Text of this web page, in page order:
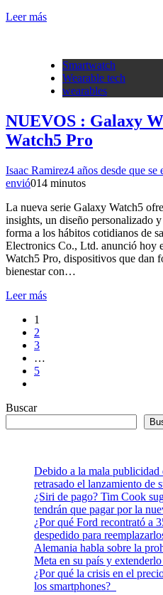
Leer más
Smartwatch
Wearable tech
wearables
NUEVOS : Galaxy
Watch5 Pro
Isaac Ramirez4 años desde que se
envió014 minutos
La nueva serie Galaxy Watch5
insights, un diseño personalizado
forma a los hábitos cotidianos de
Electronics Co., Ltd. anunció hoy
Watch5 Pro, dispositivos que dan
bienestar con…
Leer más
1
2
3
…
5
Buscar
Debido a la mala
retrasado el lanzamiento de
¿Siri de pago? Tim Cook
tendrán que pagar por la
¿Por qué Ford recontrató a
despedido para
Alemania habla sobre la
Meta en su país y
¿Por qué la crisis en el
los smartphones?